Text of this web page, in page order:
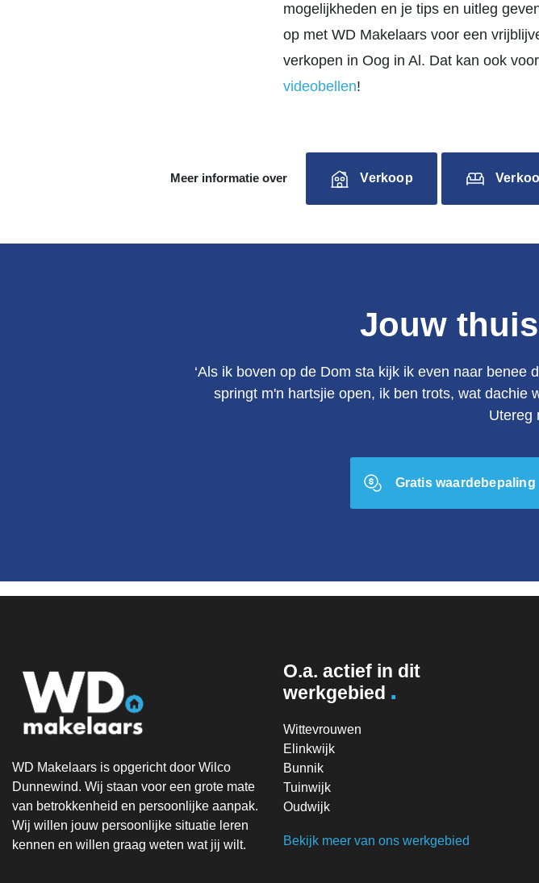
mogelijkheden en je tips en uitleg
op met WD Makelaars voor een
verkopen in Oog in Al. Dat kan ook
videobellen!
Meer informatie over Verkoop
Jouw
‘Als ik boven op de Dom sta kijk ik even naar
springt m'n hartsjie open, ik ben trots, wat dachie
Utereg
Gratis waardebepaling
WD Makelaars is opgericht door Wilco
Dunnewind. Wij staan voor een grote mate
van betrokkenheid en persoonlijke aanpak.
Wij willen jouw persoonlijke situatie leren
kennen en willen graag weten wat jij wilt.
O.a. actief in dit
werkgebied .
Wittevrouwen
Elinkwijk
Bunnik
Tuinwijk
Oudwijk
Bekijk meer van ons werkgebied